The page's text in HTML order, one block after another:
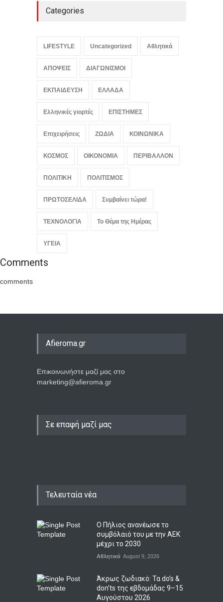
Categories
LIFESTYLE Uncategorized Αθλητικά
ΑΠΟΨΕΙΣ ΔΙΑΓΩΝΙΣΜΟΙ
ΕΚΠΑΙΔΕΥΣΗ ΕΛΛΑΔΑ
Ελληνικές γιορτές ΕΠΙΣΤΗΜΕΣ
Επιχειρήσεις ΖΩΔΙΑ ΚΟΙΝΩΝΙΚΑ
ΚΟΣΜΟΣ ΟΙΚΟΝΟΜΙΑ ΠΕΡΙΒΑΛΛΟΝ
ΠΟΛΙΤΙΚΗ ΠΟΛΙΤΙΣΜΟΣ
ΠΡΩΤΟΣΕΛΙΔΑ Συμβαίνει τώρα!
ΤΕΧΝΟΛΟΓΙΑ Το Θέμα της Ημέρας
ΥΓΕΙΑ
Comments
comments
Afieroma.gr
Επικοινωνήστε μαζί μας στο
marketing@afieroma.gr
Σε επαφή μαζί μας
Τελευταία νέα
Ο Πήλιος ανανέωσε το
συμβόλαιό του με την ΑΕΚ
μέχρι το 2030
Αθλητικά August 9, 2026
Άκρως ζωδιακό: Τα do’s &
don’ts της εβδομάδας 9–15
Αυγούστου 2026